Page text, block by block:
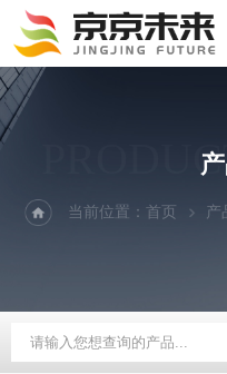
当前位置：首页 产